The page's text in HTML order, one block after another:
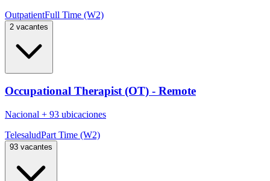
OutpatientFull Time (W2)
2 vacantes
Occupational Therapist (OT) - Remote
Nacional + 93 ubicaciones
TelesaludPart Time (W2)
93 vacantes